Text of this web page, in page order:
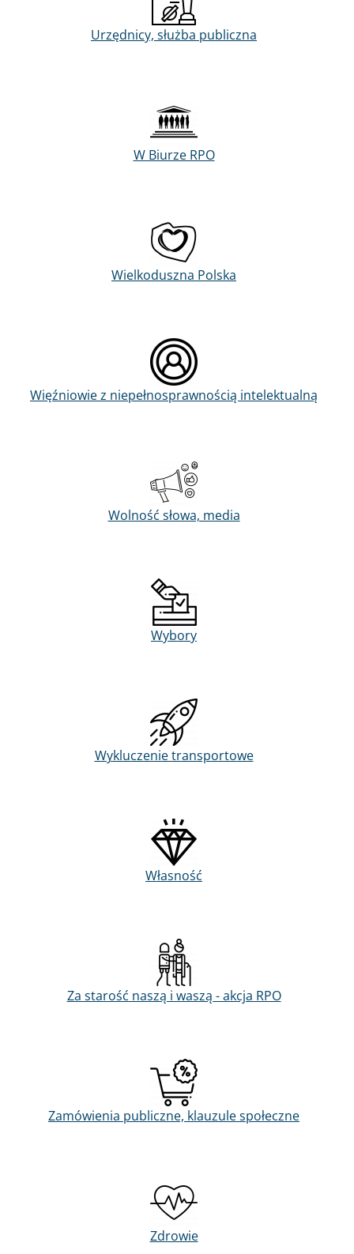
Urzędnicy, służba publiczna
W Biurze RPO
Wielkoduszna Polska
Więźniowie z niepełnosprawnością intelektualną
Wolność słowa, media
Wybory
Wykluczenie transportowe
Własność
Za starość naszą i waszą - akcja RPO
Zamówienia publiczne, klauzule społeczne
Zdrowie